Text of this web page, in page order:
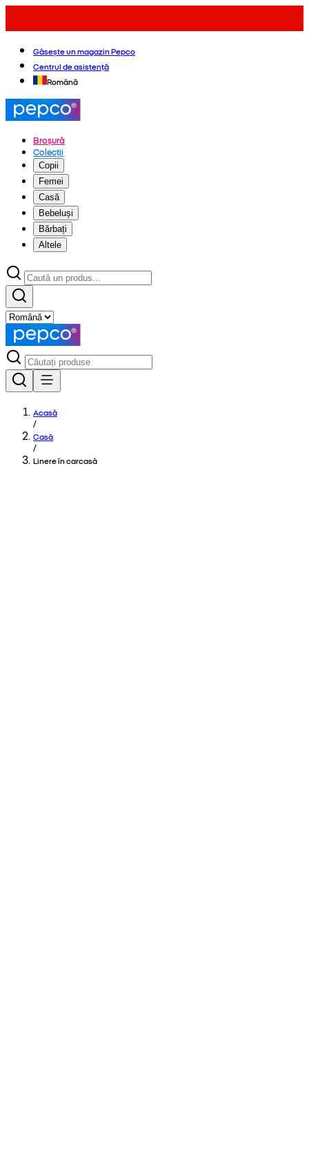
Găsește un magazin Pepco
Centrul de asistență
Română
Broșură
Colecții
Copii
Femei
Casă
Bebeluși
Bărbați
Altele
Acasă
/
Casă
/
Linere în carcasă